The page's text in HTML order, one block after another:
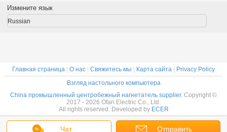
Чат Отправить
Измените язык
Russian
Главная страница О нас Свяжитесь мы Карта сайта
Privacy Policy
Взгляд настольного компьютера
China промышленный центробежный нагнетатель supplier. Copyright ©
2017 - 2026 Ofan Electric Co., Ltd.
All rights reserved. Developed by ECER